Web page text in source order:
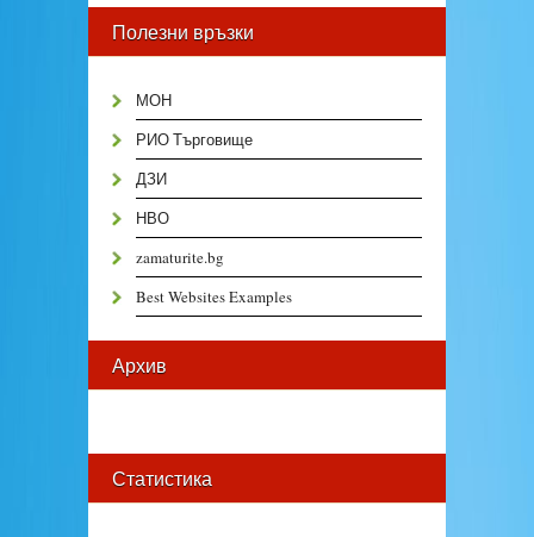
Полезни връзки
МОН
РИО Търговище
ДЗИ
НВО
zamaturite.bg
Best Websites Examples
Архив
Статистика